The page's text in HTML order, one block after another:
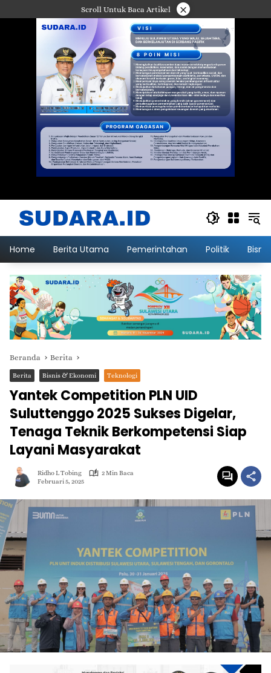
ke
Scroll Untuk Baca Artikel ×
Home Berita Utama Pemerintahan Politik
Beranda Berita
Berita Bisnis & Ekonomi Teknologi
Yantek Competition PLN UID
Suluttenggo 2025 Sukses Digelar,
Tenaga Teknik Berkompetensi Siap
Layani Masyarakat
Ridho L Tobing
2 Min Baca
Februari 5, 2025